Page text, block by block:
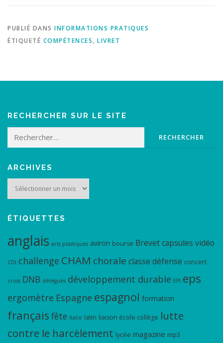
PUBLIÉ DANS INFORMATIONS PRATIQUES
ÉTIQUETÉ COMPÉTENCES, LIVRET
RECHERCHER SUR LE SITE
Rechercher :
ARCHIVES
Archives
ÉTIQUETTES
anglais arts plastiques aviron bourse Brevetcapsules vidéo
CDI challenge CHAM chorale classe défense concert
cross DNB délégués développement durable EPI eps
ergomètre Espagne espagnol formation
français fête Italie latin liaison école collège lutte
contre le harcèlement lycée magazine mp3